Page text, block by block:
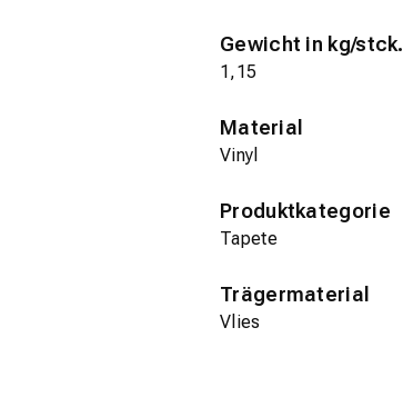
Gewicht in kg/stck.
1,15
Material
Vinyl
Produktkategorie
Tapete
Trägermaterial
Vlies